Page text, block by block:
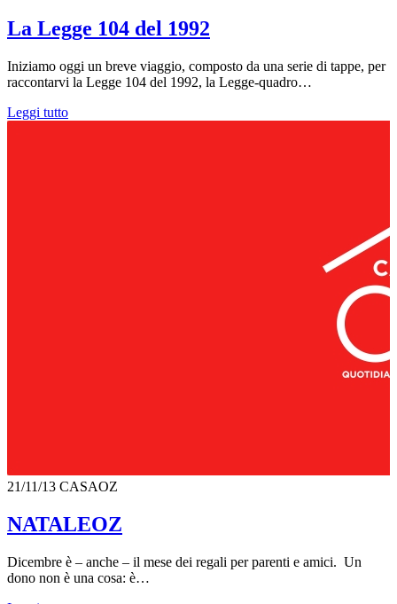
La Legge 104 del 1992
Iniziamo oggi un breve viaggio, composto da una serie di tappe, per
raccontarvi la Legge 104 del 1992, la Legge-quadro…
Leggi tutto
21/11/13 CASAOZ
NATALEOZ
Dicembre è – anche – il mese dei regali per parenti e amici. Un
dono non è una cosa: è…